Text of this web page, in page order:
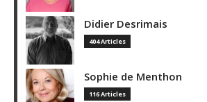
Didier Desrimais
404 Articles
Sophie de Menthon
116 Articles